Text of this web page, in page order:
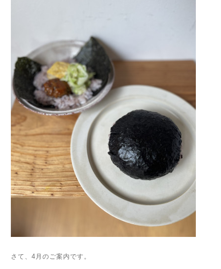
さて、4月のご案内です。